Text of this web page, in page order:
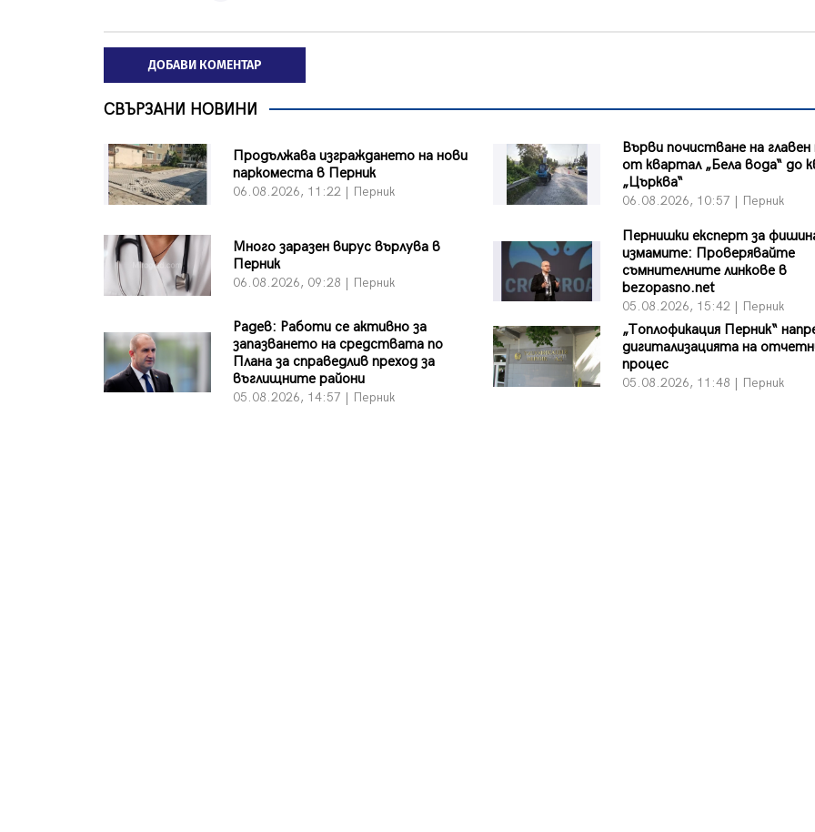
ДОБАВИ КОМЕНТАР
СВЪРЗАНИ НОВИНИ
Продължава изграждането на нови
паркоместа в Перник
06.08.2026, 11:22 | Перник
Върви почистване на
от квартал „Бела вода“ до
„Църква“
06.08.2026, 10:57 | Перник
Много заразен вирус върлува в
Перник
06.08.2026, 09:28 | Перник
Пернишки експерт за
измамите: Проверявайте
съмнителните линкове в
bezopasno.net
05.08.2026, 15:42 | Перник
Радев: Работи се активно за
запазването на средствата по
Плана за справедлив преход за
въглищните райони
05.08.2026, 14:57 | Перник
„Топлофикация Перник“
дигитализацията на
процес
05.08.2026, 11:48 | Перник